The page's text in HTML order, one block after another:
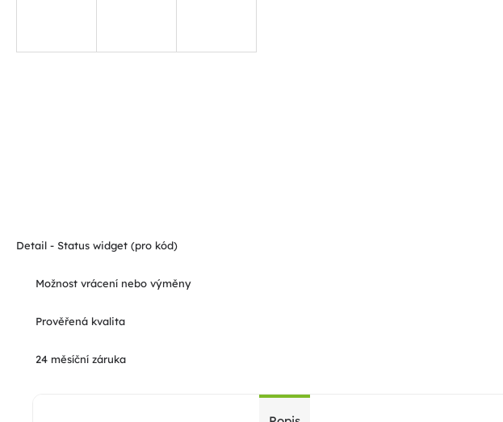
Detail - Status widget (pro kód)
Možnost vrácení nebo výměny
Prověřená kvalita
24 měsíční záruka